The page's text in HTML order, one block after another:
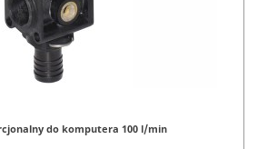
do komputera 100 l/min